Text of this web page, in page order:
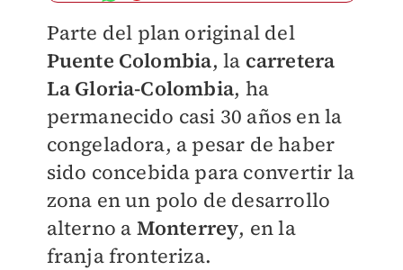
Parte del plan original del
Puente Colombia, la carretera
La Gloria-Colombia, ha
permanecido casi 30 años en la
congeladora, a pesar de haber
sido concebida para convertir la
zona en un polo de desarrollo
alterno a Monterrey, en la
franja fronteriza.